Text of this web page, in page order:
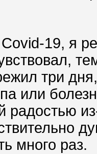
Covid-19, я
три
или
радостью
много раз.